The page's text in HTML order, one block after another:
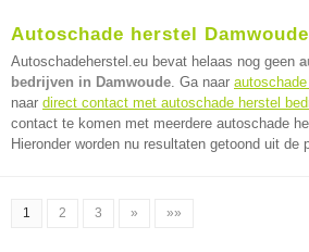
Autoschade herstel Damwoude
Autoschadeherstel.eu bevat helaas nog geen
bedrijven in Damwoude. Ga naar
naar direct contact met autoschade herstel
contact te komen met meerdere autoschade
Hieronder worden nu resultaten getoond uit de
1 2 3 » »»